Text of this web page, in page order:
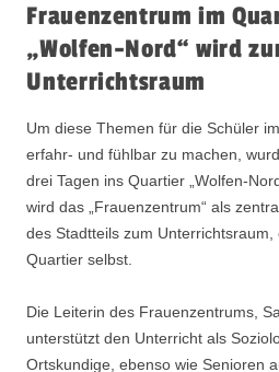
Frauenzentrum im
„Wolfen-Nord“ wird
Unterrichtsraum
Um diese Themen für die Schüler
erfahr- und fühlbar zu machen,
drei Tagen ins Quartier „Wolfen-
wird das „Frauenzentrum“ als
des Stadtteils zum Unterrichtsraum,
Quartier selbst.
Die Leiterin des Frauenzentrums,
unterstützt den Unterricht als
Ortskundige, ebenso wie Senioren